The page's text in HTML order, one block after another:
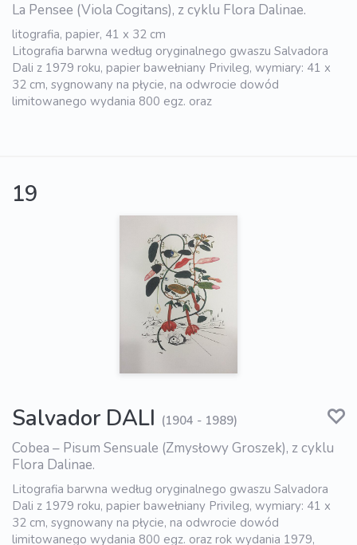
La Pensee (Viola Cogitans), z cyklu Flora Dalinae.
litografia, papier, 41 x 32 cm
Litografia barwna według oryginalnego gwaszu Salvadora
Dali z 1979 roku, papier bawełniany Privileg, wymiary: 41 x
32 cm, sygnowany na płycie, na odwrocie dowód
limitowanego wydania 800 egz. oraz
19
Salvador DALI (1904 - 1989)
Cobea – Pisum Sensuale (Zmysłowy Groszek), z cyklu
Flora Dalinae.
Litografia barwna według oryginalnego gwaszu Salvadora
Dali z 1979 roku, papier bawełniany Privileg, wymiary: 41 x
32 cm, sygnowany na płycie, na odwrocie dowód
limitowanego wydania 800 egz. oraz rok wydania 1979,